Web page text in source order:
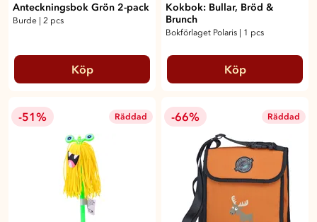
Anteckningsbok Grön 2-pack
Burde | 2 pcs
Köp
Kokbok: Bullar, Bröd &
Brunch
Bokförlaget Polaris | 1 pcs
Köp
-51% Räddad -66% Räddad